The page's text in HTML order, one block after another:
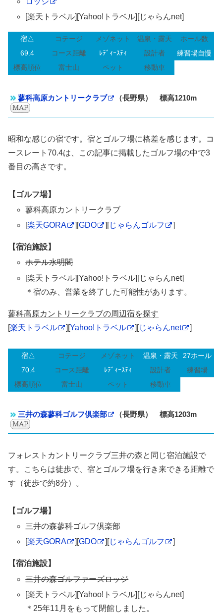
[楽天トラベル][Yahoo!トラベル][じゃらんnet]
宿△ コテージ メゾネット 温泉・露天
ホール数
69.4
コース距離 ﾚﾃﾞｨｰｽﾃｨ 設計者
練習場自慢
標高順位
富士山 ペット 移動車
蓼科高原カントリークラブ （長野県） 標高1210m
昭和な感じの宿です。宿とゴルフ場に格差を感じます。コ
ースレート70.4は、この記事に掲載したゴルフ場の中で3
番目の高さです。
【ゴルフ場】
蓼科高原カントリークラブ
[楽天GORA ][GDO ][じゃらんゴルフ ]
【宿泊施設】
ホテル水明閣
[楽天トラベル][Yahoo!トラベル][じゃらんnet]
＊宿のみ、営業を終了した可能性があります。
蓼科高原カントリークラブの周辺宿を探す
[楽天トラベル ][Yahoo!トラベル ][じゃらんnet ]
宿△ コテージ メゾネット 温泉・露天
27ホール
70.4
コース距離 ﾚﾃﾞｨｰｽﾃｨ 設計者
練習場
標高順位
富士山 ペット 移動車
三井の森蓼科ゴルフ倶楽部 （長野県） 標高1203m
フォレストカントリークラブ三井の森と同じ宿泊施設で
す。こちらは徒歩で、宿とゴルフ場を行き来できる距離で
す（徒歩で約8分）。
【ゴルフ場】
三井の森蓼科ゴルフ倶楽部
[楽天GORA ][GDO じゃらんゴルフ
【宿泊施設】
三井の森ゴルファーズロッジ
[楽天トラベル][Yahoo!トラベル][じゃらんnet]
＊25年11月をもって閉館しました。